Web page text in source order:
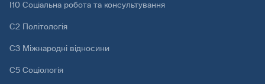
І10 Соціальна робота та консультування
С2 Політологія
С3 Міжнародні відносини
С5 Соціологія